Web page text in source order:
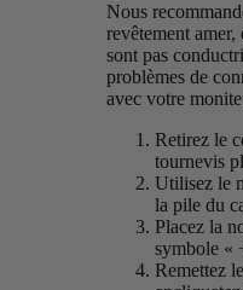
Nous
revêtement amer,
sont pas
problèmes de
avec votre
Retirez le
tournevis
Utilisez le
la pile du
Placez la
symbole «
Remettez